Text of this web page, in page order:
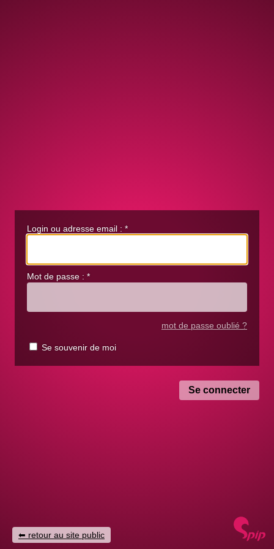
Login ou adresse email : *
Mot de passe : *
mot de passe oublié ?
Se souvenir de moi
retour au site public